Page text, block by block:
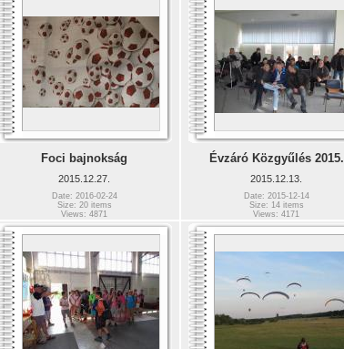
Foci bajnokság
2015.12.27.
Date: 2016-02-24
Size: 20 items
Views: 4871
Évzáró Közgyűlés 2015.
2015.12.13.
Date: 2015-12-14
Size: 14 items
Views: 4171